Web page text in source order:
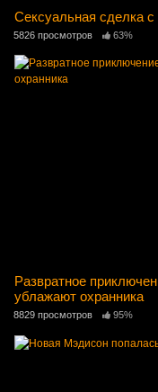
Сексуальная сделка с
5826 просмотров 63%
Развратное
ублажают охранника
8829 просмотров 95%